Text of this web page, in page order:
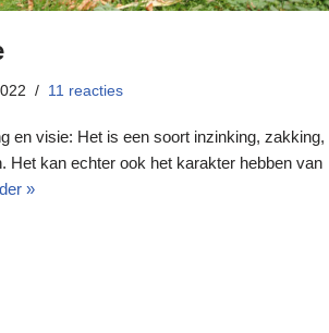
11 reacties
en visie: Het is een soort inzinking, zakking,
Het kan echter ook het karakter hebben van
»